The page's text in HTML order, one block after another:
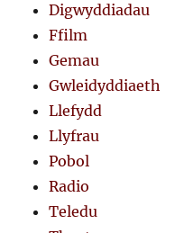
Digwyddiadau
Ffilm
Gemau
Gwleidyddiaeth
Llefydd
Llyfrau
Pobol
Radio
Teledu